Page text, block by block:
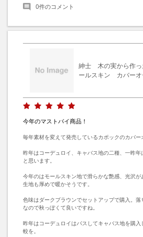
0件のコメント
紳士 木の実から作っ
ールスキン カバーオ
今年のマストバイ商品！
毎年素材を変えて発売しているカポックのカバー
昨年はコーデュロイ、キャバス地の二種、一昨年
と思います。
今年のはモールスキン地で滑らかな艶感、光沢が
生地も厚めで暖かそうです。
色味はダークブラウンでセットアップで購入。落
なので秋っぽくて良いですね。
昨年はコーデュロイはパスしてキャバス地を購
較を。